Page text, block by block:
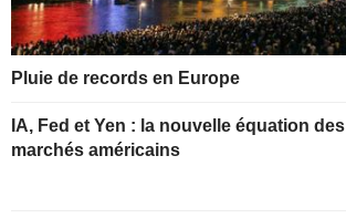
Pluie de records en Europe
IA, Fed et Yen : la nouvelle équation des
marchés américains